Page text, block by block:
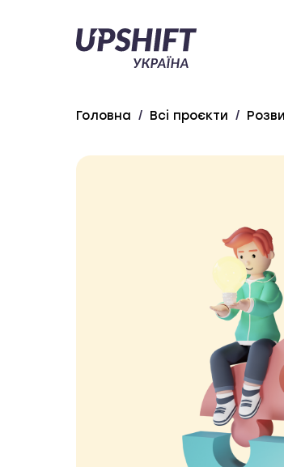
Upshift
Україна
Головна / Всі проєкти /